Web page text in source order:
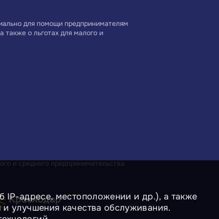
для помощи предпринимателям
также о льготах для малого и
и среднего предпринимательства
IP-адресе, местоположении и др.), а также
улучшения качества обслуживания.